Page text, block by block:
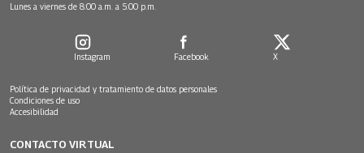
Lunes a viernes de 8:00 a.m. a 5:00 p.m.
Instagram Facebook X
Política de privacidad y tratamiento de datos personales
Condiciones de uso
Accesibilidad
CONTACTO VIRTUAL